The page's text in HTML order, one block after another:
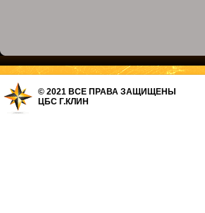
© 2021 ВСЕ ПРАВА ЗАЩИЩЕНЫ
ЦБС Г.КЛИН